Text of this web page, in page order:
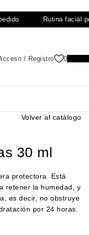
Rutina facial
/ Registro 0
Volver al catálogo
30 ml
protectora. Está
retener la humedad, y
es decir, no obstruye
por 24 horas.